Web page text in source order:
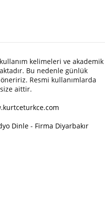
kelimeleri ve akademik
Bu nedenle günlük
Resmi kullanımlarda
aittir.
Dinle - Firma Diyarbakır